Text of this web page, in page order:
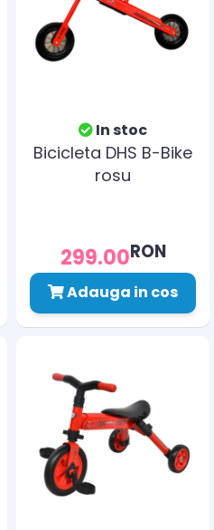
In stoc
Bicicleta DHS B-Bike
rosu
299.00RON
Adauga in cos